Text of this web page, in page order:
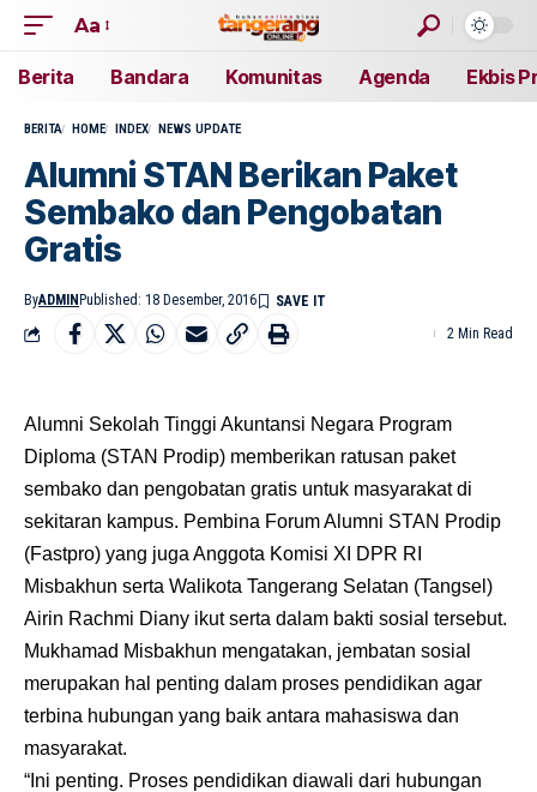
Aa
Berita Bandara Komunitas Agenda Ekbis
BERITA HOME INDEX NEWS UPDATE
Alumni STAN Berikan Paket
Sembako dan Pengobatan
Gratis
ByADMIN Published: 18 Desember, 2016
2 Min Read
Alumni Sekolah Tinggi Akuntansi Negara Program
Diploma (STAN Prodip) memberikan ratusan paket
sembako dan pengobatan gratis untuk masyarakat di
sekitaran kampus. Pembina Forum Alumni STAN Prodip
(Fastpro) yang juga Anggota Komisi XI DPR RI
Misbakhun serta Walikota Tangerang Selatan (Tangsel)
Airin Rachmi Diany ikut serta dalam bakti sosial tersebut.
Mukhamad Misbakhun mengatakan, jembatan sosial
merupakan hal penting dalam proses pendidikan agar
terbina hubungan yang baik antara mahasiswa dan
masyarakat.
“Ini penting. Proses pendidikan diawali dari hubungan